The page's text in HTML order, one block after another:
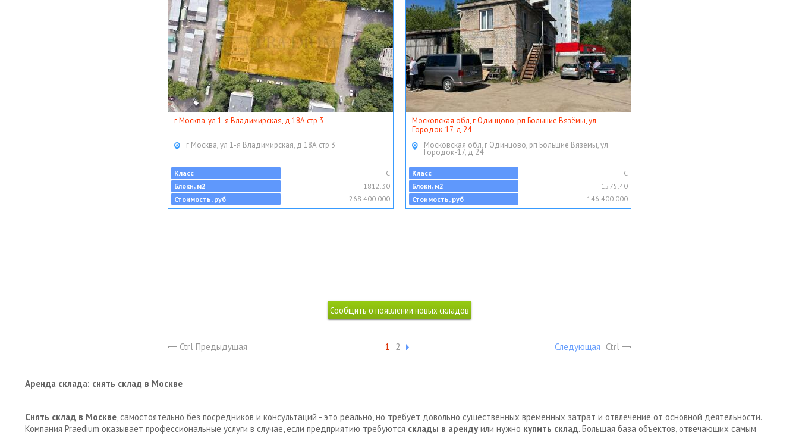
г Москва, ул 1-я Владимирская, д 18А стр 3
г Москва, ул 1-я Владимирская, д 18А стр 3
Класс
C
Блоки, м2
1812.30
Стоимость, руб
268 400 000
Московская обл, г Одинцово, рп Большие Вязёмы, ул
Городок-17, д 24
Московская обл, г Одинцово, рп Большие Вязёмы, ул
Городок-17, д 24
Класс
C
Блоки, м2
1575.40
Стоимость, руб
146 400 000
Ctrl Предыдущая 1 2 Следующая Ctrl
Аренда склада: снять склад в Москве
Снять склад в Москве, самостоятельно без посредников и консультаций - это реально, но требует довольно существенных временных затрат и отвлечение от основной деятельности.
Компания Praedium оказывает профессиональные услуги в случае, если предприятию требуются склады в аренду или нужно купить склад. Большая база объектов, отвечающих самым